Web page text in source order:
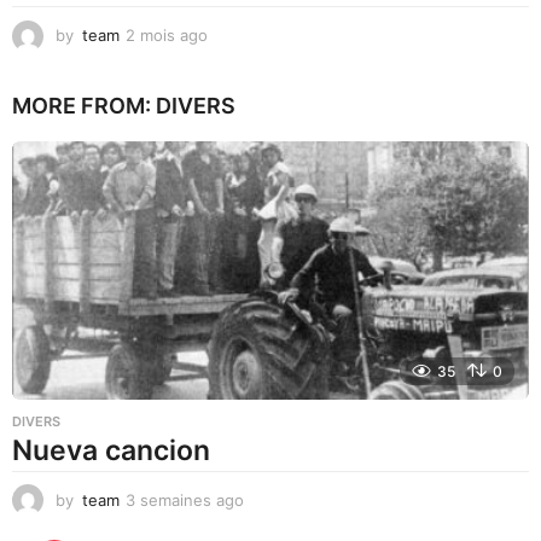
by team 2 mois ago
i
a
g
o
MORE FROM: DIVERS
35 0
DIVERS
Nueva cancion
by team 3 semaines ago